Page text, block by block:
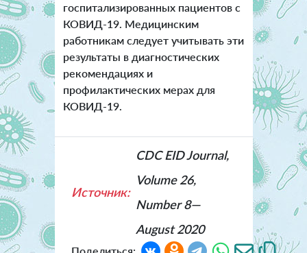
госпитализированных пациентов с
КОВИД-19. Медицинским
работникам следует учитывать эти
результаты в диагностических
рекомендациях и
профилактических мерах для
КОВИД-19.
Источник:
CDC EID Journal,
Volume 26,
Number 8—
August 2020